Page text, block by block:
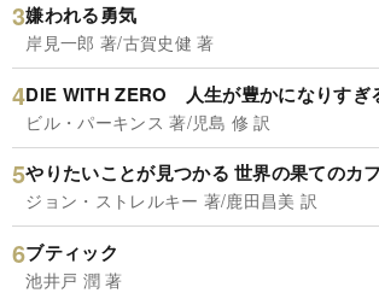
嫌われる勇気
岸見一郎 著/古賀史健 著
DIE WITH ZERO 人生が豊かになりすぎ
ビル・パーキンス 著/児島 修 訳
やりたいことが見つかる 世界の果てのカ
ジョン・ストレルキー 著/鹿田昌美 訳
ブティック
池井戸 潤 著